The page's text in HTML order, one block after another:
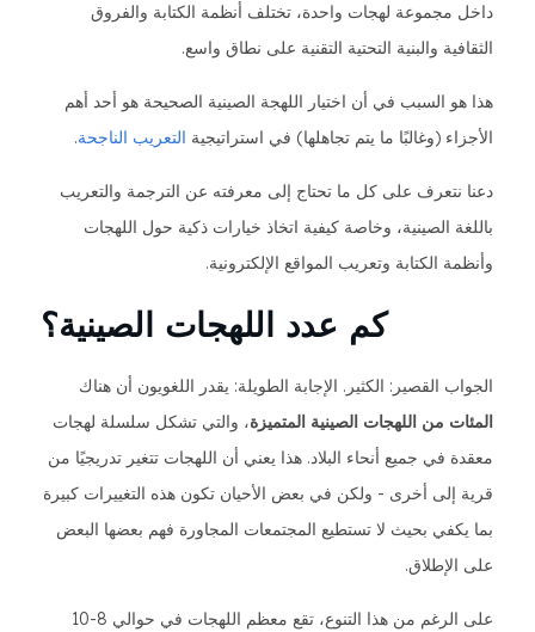
داخل مجموعة لهجات واحدة، تختلف أنظمة الكتابة والفروق
الثقافية والبنية التحتية التقنية على نطاق واسع.
هذا هو السبب في أن اختيار اللهجة الصينية الصحيحة هو أحد أهم
الأجزاء (وغالبًا ما يتم تجاهلها) في استراتيجية التعريب الناجحة.
دعنا نتعرف على كل ما تحتاج إلى معرفته عن الترجمة والتعريب
باللغة الصينية، وخاصة كيفية اتخاذ خيارات ذكية حول اللهجات
وأنظمة الكتابة وتعريب المواقع الإلكترونية.
كم عدد اللهجات الصينية؟
الجواب القصير: الكثير. الإجابة الطويلة: يقدر اللغويون أن هناك
المئات من اللهجات الصينية المتميزة، والتي تشكل سلسلة لهجات
معقدة في جميع أنحاء البلاد. هذا يعني أن اللهجات تتغير تدريجيًا من
قرية إلى أخرى - ولكن في بعض الأحيان تكون هذه التغييرات كبيرة
بما يكفي بحيث لا تستطيع المجتمعات المجاورة فهم بعضها البعض
على الإطلاق.
على الرغم من هذا التنوع، تقع معظم اللهجات في حوالي 8-10